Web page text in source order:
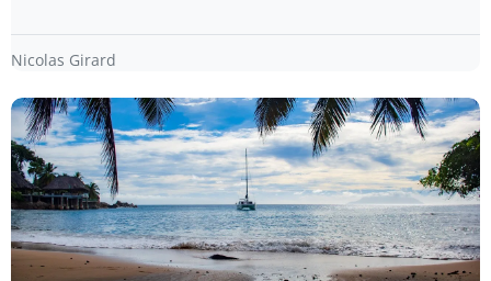
Nicolas Girard